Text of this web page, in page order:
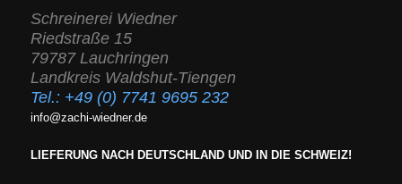
Schreinerei Wiedner
Riedstraße 15
79787 Lauchringen
Landkreis Waldshut-Tiengen
Tel.: +49 (0) 7741 9695 232
info@zachi-wiedner.de
LIEFERUNG NACH DEUTSCHLAND UND IN DIE SCHWEIZ!